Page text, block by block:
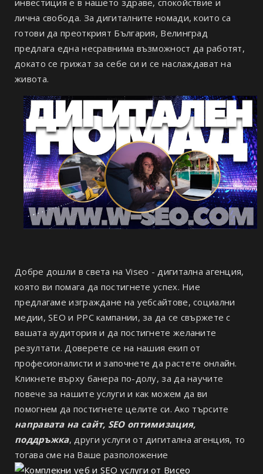
инвестиция е в нашето здраве, спокойствие и
лична свобода. За дигиталните номади, които са
готови да преоткрият България, Велинград
предлага една несравнима възможност да работят,
докато се грижат за себе си и се наслаждават на
живота.
Добре дошли в света на Viseo - дигитална агенция,
която ви помага да постигнете успех. Ние
предлагаме изграждане на уебсайтове, социални
медии, SEO и PPC кампании, за да се свържете с
вашата аудитория и да постигнете желаните
резултати. Доверете се на нашия екип от
професионалисти и започнете да растете онлайн.
Кликнете върху банера по-долу, за да научите
повече за нашите услуги и как можем да ви
помогнем да постигнете целите си. Ако търсите
направата на сайт, SEO оптимизация,
поддръжка, други услуги от дигитална агенция, то
тогава сме на Ваше разположение